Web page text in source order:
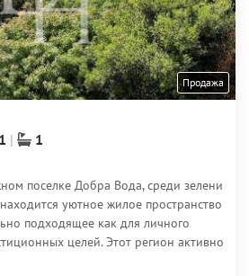
Продажа
1
1
поселке Добра Вода, среди зелени
уютное жилое пространство
подходящее как для личного
целей. Этот регион активно